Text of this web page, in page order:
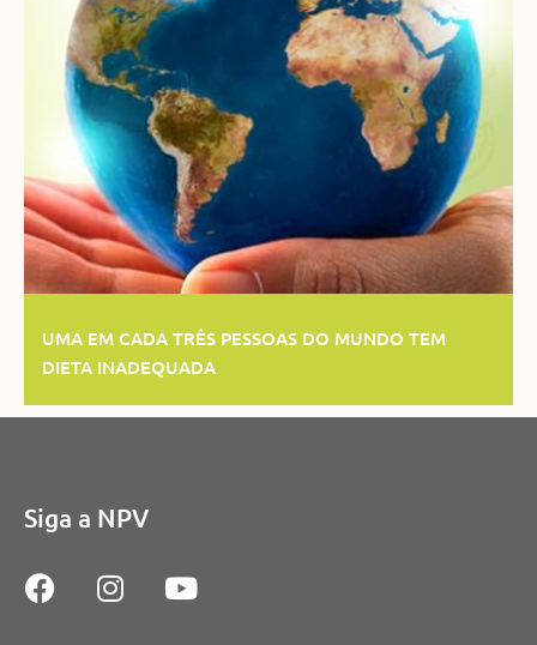
UMA EM CADA TRÊS PESSOAS DO MUNDO TEM
DIETA INADEQUADA
Siga a NPV
F
a
I
n
Y
o